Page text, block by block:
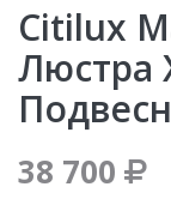
Citilux
Люстра
38 700